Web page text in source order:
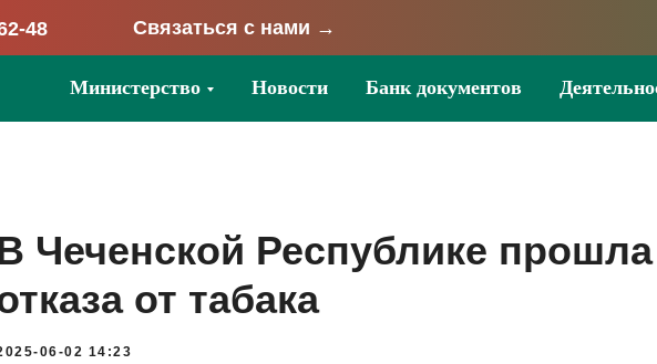
48 Связаться с нами →
Министерство Новости Банк документов
Чеченской Республике
от табака
06-02 14:23